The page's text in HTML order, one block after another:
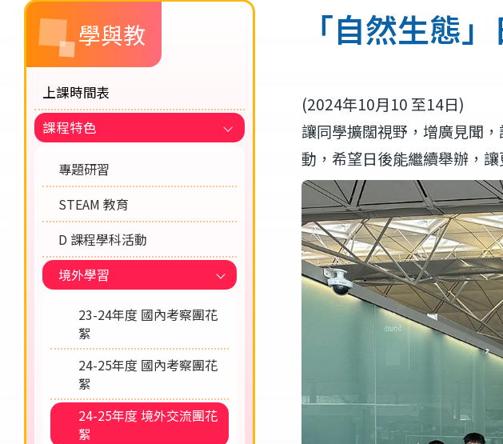
結 「自然生態
(2024年10月10 至14日)
讓同學擴闊視野，增廣見聞
動，希望日後能繼續舉辦，
Main
navigation
學與教
上課時間表
課程特色
專題研習
STEAM 教育
D 課程學科活動
境外學習
23-24年度 國內考察團花
絮
24-25年度 國內考察團花
絮
24-25年度 境外交流團花
絮